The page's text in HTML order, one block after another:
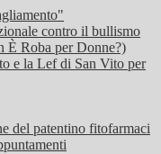
contro il bullismo
È Roba per Donne?)
e la Lef di San Vito per
del patentino fitofarmaci